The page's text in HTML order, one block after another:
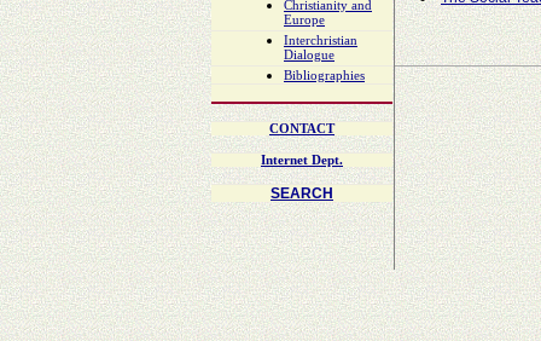
Christianity and
Europe
Interchristian
Dialogue
Bibliographies
CONTACT
Internet Dept.
SEARCH